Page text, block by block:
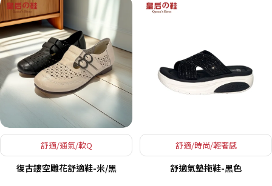
舒適/通氣/軟Q
復古鏤空雕花舒適鞋-米/黑
舒適/時尚/輕奢感
舒適氣墊拖鞋-黑色